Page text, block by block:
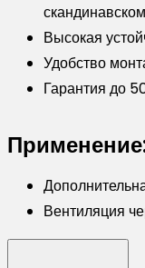
темно-
коричневый
Высокая
Удобство
Гарантия до
Вентиляция